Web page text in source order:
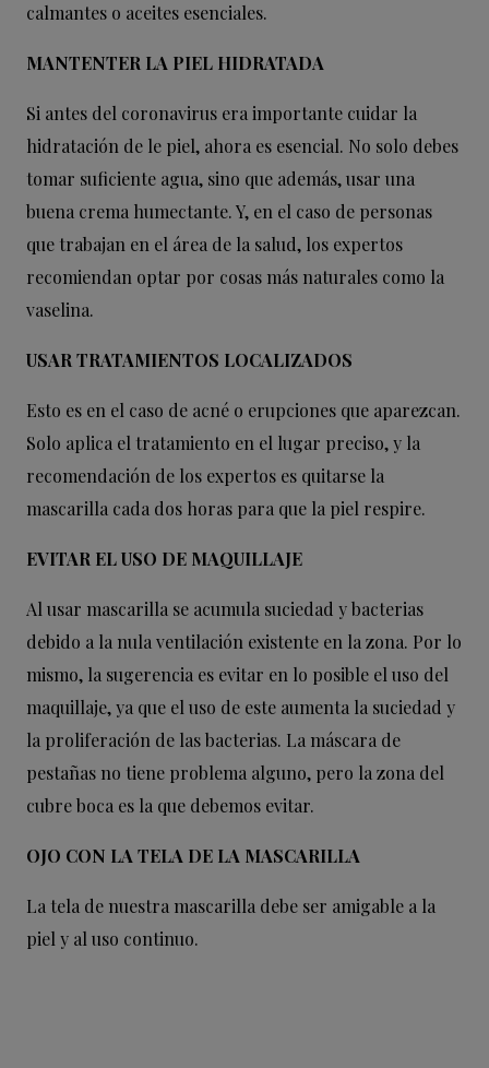
calmantes o aceites esenciales.
MANTENTER LA PIEL HIDRATADA
Si antes del coronavirus era importante cuidar la
hidratación de le piel, ahora es esencial. No solo debes
tomar suficiente agua, sino que además, usar una
buena crema humectante. Y, en el caso de personas
que trabajan en el área de la salud, los expertos
recomiendan optar por cosas más naturales como la
vaselina.
USAR TRATAMIENTOS LOCALIZADOS
Esto es en el caso de acné o erupciones que aparezcan.
Solo aplica el tratamiento en el lugar preciso, y la
recomendación de los expertos es quitarse la
mascarilla cada dos horas para que la piel respire.
EVITAR EL USO DE MAQUILLAJE
Al usar mascarilla se acumula suciedad y bacterias
debido a la nula ventilación existente en la zona. Por lo
mismo, la sugerencia es evitar en lo posible el uso del
maquillaje, ya que el uso de este aumenta la suciedad y
la proliferación de las bacterias. La máscara de
pestañas no tiene problema alguno, pero la zona del
cubre boca es la que debemos evitar.
OJO CON LA TELA DE LA MASCARILLA
La tela de nuestra mascarilla debe ser amigable a la
piel y al uso continuo.